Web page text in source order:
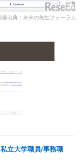
像出典：未来の先生フォーラム
立大学職員/事務職